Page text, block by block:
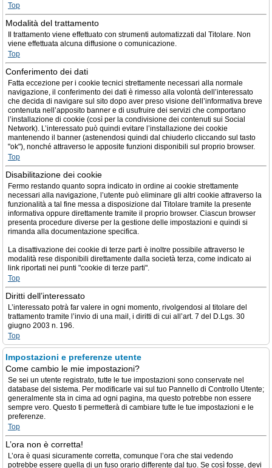
Top
Modalità del trattamento
Il trattamento viene effettuato con strumenti automatizzati dal Titolare. Non
viene effettuata alcuna diffusione o comunicazione.
Top
Conferimento dei dati
Fatta eccezione per i cookie tecnici strettamente necessari alla normale
navigazione, il conferimento dei dati è rimesso alla volontà dell’interessato
che decida di navigare sul sito dopo aver preso visione dell’informativa breve
contenuta nell’apposito banner e di usufruire dei servizi che comportano
l’installazione di cookie (così per la condivisione dei contenuti sui Social
Network). L’interessato può quindi evitare l’installazione dei cookie
mantenendo il banner (astenendosi quindi dal chiuderlo cliccando sul tasto
"ok"), nonché attraverso le apposite funzioni disponibili sul proprio browser.
Top
Disabilitazione dei cookie
Fermo restando quanto sopra indicato in ordine ai cookie strettamente
necessari alla navigazione, l’utente può eliminare gli altri cookie attraverso la
funzionalità a tal fine messa a disposizione dal Titolare tramite la presente
informativa oppure direttamente tramite il proprio browser. Ciascun browser
presenta procedure diverse per la gestione delle impostazioni e quindi si
rimanda alla documentazione specifica.
La disattivazione dei cookie di terze parti è inoltre possibile attraverso le
modalità rese disponibili direttamente dalla società terza, come indicato ai
link riportati nei punti "cookie di terze parti".
Top
Diritti dell’interessato
L’interessato potrà far valere in ogni momento, rivolgendosi al titolare del
trattamento tramite l’invio di una mail, i diritti di cui all’art. 7 del D.Lgs. 30
giugno 2003 n. 196.
Top
Impostazioni e preferenze utente
Come cambio le mie impostazioni?
Se sei un utente registrato, tutte le tue impostazioni sono conservate nel
database del sistema. Per modificarle vai sul tuo Pannello di Controllo Utente;
generalmente sta in cima ad ogni pagina, ma questo potrebbe non essere
sempre vero. Questo ti permetterà di cambiare tutte le tue impostazioni e le
preferenze.
Top
L’ora non è corretta!
L’ora è quasi sicuramente corretta, comunque l’ora che stai vedendo
potrebbe essere quella di un fuso orario differente dal tuo. Se così fosse, devi